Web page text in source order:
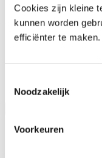
Cookies zijn kleine
kunnen worden
efficiënter te maken.
Noodzakelijk
Voorkeuren
Mon
Nom d'utilisateur ou
Mot de passe*Nécessaire